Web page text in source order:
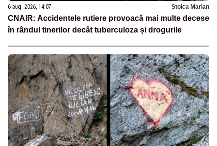
6 aug. 2026, 14:07 Stoica Marian
CNAIR: Accidentele rutiere provoacă mai multe decese
în rândul tinerilor decât tuberculoza și drogurile